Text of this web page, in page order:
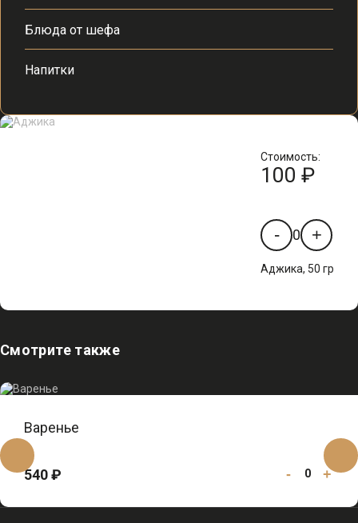
Блюда от шефа
Напитки
Стоимость:
100 ₽
- 0 +
Аджика, 50 гр
Смотрите также
Варенье
540 ₽ - 0 +